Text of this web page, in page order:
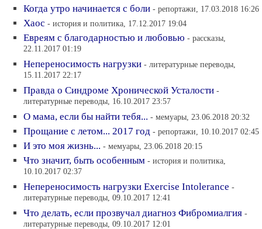
Когда утро начинается с боли - репортажи, 17.03.2018 16:26
Хаос - история и политика, 17.12.2017 19:04
Евреям с благодарностью и любовью - рассказы,
22.11.2017 01:19
Непереносимость нагрузки - литературные переводы,
15.11.2017 22:17
Правда о Синдроме Хронической Усталости -
литературные переводы, 16.10.2017 23:57
О мама, если бы найти тебя... - мемуары, 23.06.2018 20:32
Прощание с летом... 2017 год - репортажи, 10.10.2017 02:45
И это моя жизнь... - мемуары, 23.06.2018 20:15
Что значит, быть особенным - история и политика,
10.10.2017 02:37
Непереносимость нагрузки Exercise Intolerance -
литературные переводы, 09.10.2017 12:41
Что делать, если прозвучал диагноз Фибромиалгия -
литературные переводы, 09.10.2017 12:01